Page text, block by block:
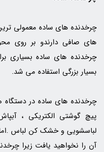
چرخدنده های ساده معمولی
های صافی دارندو بر روی
چرخدنده های ساده بسیاری
بسیار بزرگی استفاده می شد.
چرخدنده های ساده در دستگاه
پیچ گوشتی الکتریکی ،
لباسشویی و خشک کن لباس .اما
آن را نخواهید یافت زیرا